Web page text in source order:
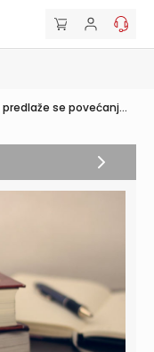
se povećanj...